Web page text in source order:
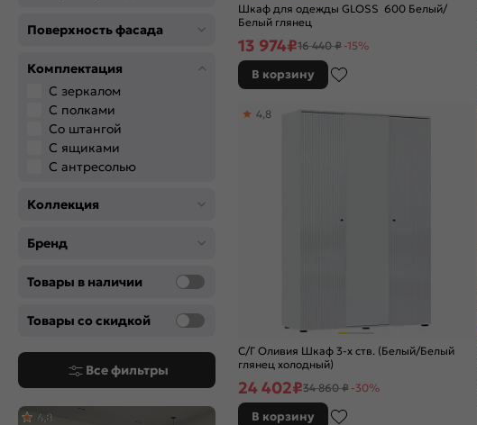
Поверхность фасада
Комплектация
С зеркалом
С полками
Со штангой
С ящиками
С антресолью
Коллекция
Бренд
Товары в наличии
Товары со скидкой
Все фильтры
4,8
Шкаф для одежды GLOSS 600 Белый/
Белый глянец
13 974₽16 440 ₽ -15%
В корзину
С/Г Оливия Шкаф 3-х ств. (Белый/Белый
глянец холодный)
4,8
24 402₽34 860 ₽ -30%
В корзину